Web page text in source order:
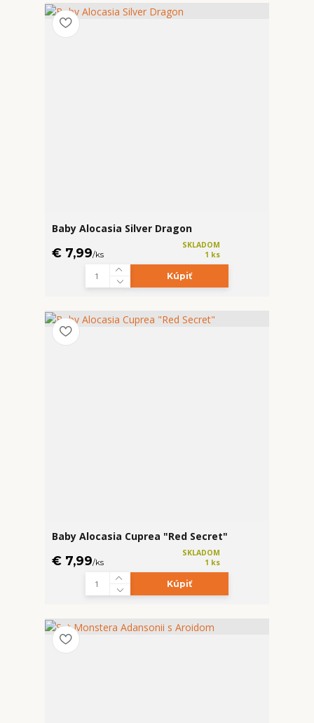
Baby Alocasia Silver Dragon
€ 7,99/ks
SKLADOM
1 ks
Kúpiť
Baby Alocasia Cuprea "Red Secret"
€ 7,99/ks
SKLADOM
1 ks
Kúpiť